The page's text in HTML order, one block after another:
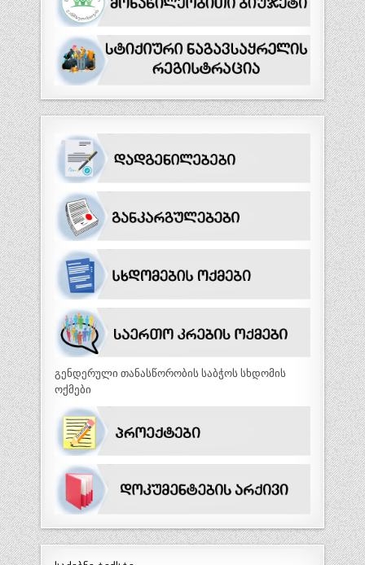
გენდერული თანასწორობის საბჭოს სხდომის
ოქმები